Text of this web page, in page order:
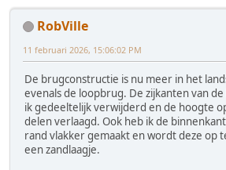
RobVille
11 februari 2026, 15:06:02 PM
De brugconstructie is nu meer in het
evenals de loopbrug. De zijkanten van
ik gedeeltelijk verwijderd en de hoogte
delen verlaagd. Ook heb ik de
rand vlakker gemaakt en wordt deze op
een zandlaagje.